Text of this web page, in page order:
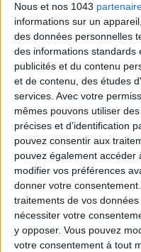
Nous et nos 1043
informations sur un
des données personnelles
des informations standards
publicités et du contenu
et de contenu, des études
services. Avec votre
mêmes pouvons utiliser
précises et d’identification
pouvez consentir aux
pouvez également accéder
modifier vos préférences
donner votre consentement.
traitements de vos
nécessiter votre
y opposer. Vous pouvez
votre consentement à tout
Inscrivez-